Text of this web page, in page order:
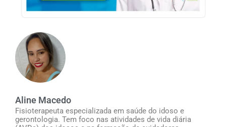
Aline Macedo
Fisioterapeuta especializada em saúde do idoso e
gerontologia. Tem foco nas atividades de vida diária